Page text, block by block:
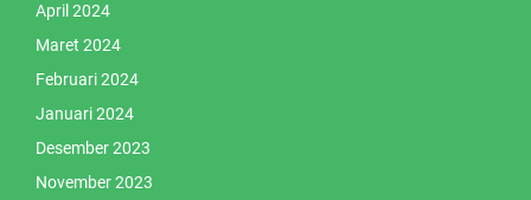
April 2024
Maret 2024
Februari 2024
Januari 2024
Desember 2023
November 2023